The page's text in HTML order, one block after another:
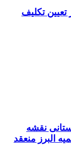
تکلیف
نقشه
البرز منعقد